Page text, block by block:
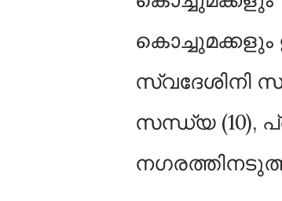
കൊച്ചുമക്കളും
സ്വദേശിനി
സന്ധ്യ (10),